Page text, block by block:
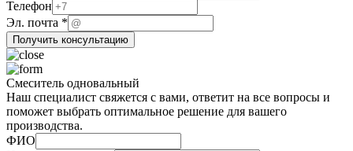
ФИО
Эл.
Телефон
Эл. почта *
Получить консультацию
Смеситель одновальный
Наш специалист свяжется с вами, ответит на все вопросы и
поможет выбрать оптимальное решение для вашего
производства.
ФИО